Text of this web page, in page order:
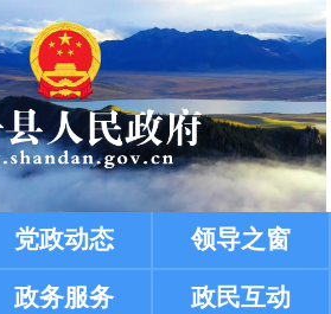
党政动态 领导之窗
政务服务 政民互动